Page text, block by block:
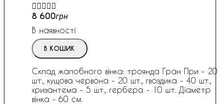

8 600грн
В наявності
В КОШИК
Склад жалобного вінка: троянда Гран При - 20
шт., кущова червона - 20 шт., гвоздика - 40 шт.,
хризантема - 5 шт., гербера - 10 шт. Діаметр
вінка - 60 см.